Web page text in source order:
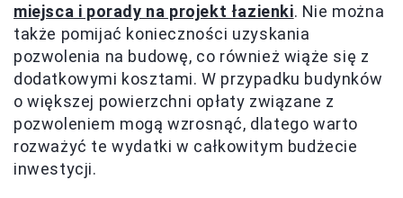
miejsca i porady na projekt łazienki. Nie można
także pomijać konieczności uzyskania
pozwolenia na budowę, co również wiąże się z
dodatkowymi kosztami. W przypadku budynków
o większej powierzchni opłaty związane z
pozwoleniem mogą wzrosnąć, dlatego warto
rozważyć te wydatki w całkowitym budżecie
inwestycji.